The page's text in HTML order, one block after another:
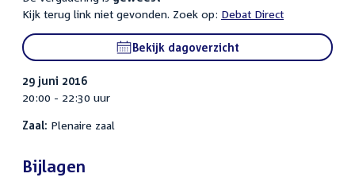
Kijk terug link niet gevonden. Zoek op: Debat Direct
Bekijk dagoverzicht
29 juni 2016
20:00 - 22:30 uur
Zaal: Plenaire zaal
Bijlagen